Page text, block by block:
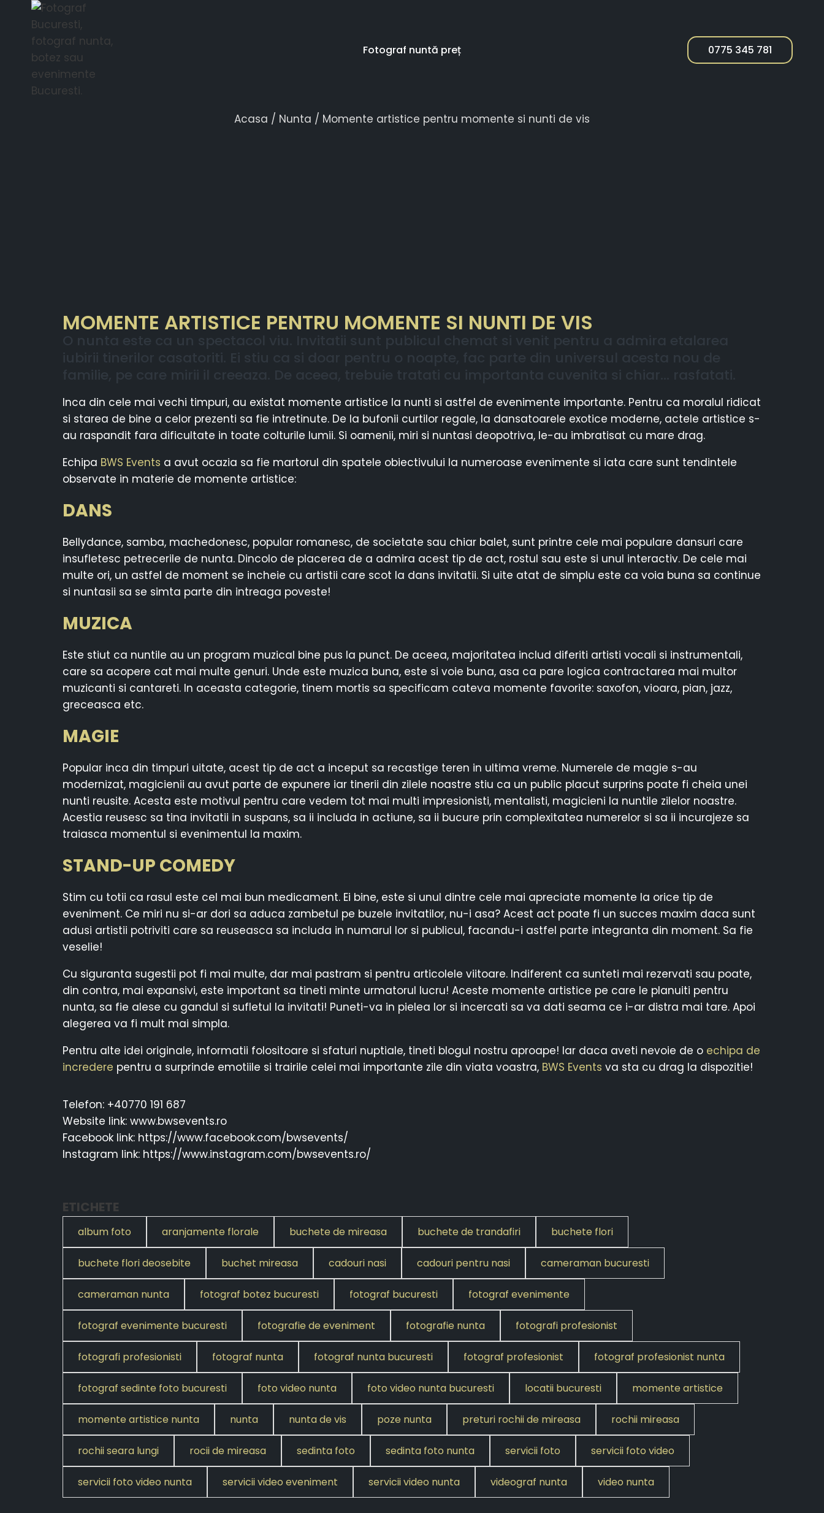
Fotograf nuntă preț 0775 345 781
Acasa / Nunta / Momente artistice pentru momente si nunti de vis
MOMENTE ARTISTICE PENTRU MOMENTE SI NUNTI DE VIS
Inca din cele mai vechi timpuri, au existat momente artistice la nunti si astfel de evenimente importante. Pentru ca moralul ridicat
si starea de bine a celor prezenti sa fie intretinute. De la bufonii curtilor regale, la dansatoarele exotice moderne, actele artistice s-
au raspandit fara dificultate in toate colturile lumii. Si oamenii, miri si nuntasi deopotriva, le-au imbratisat cu mare drag.
Echipa BWS Events a avut ocazia sa fie martorul din spatele obiectivului la numeroase evenimente si iata care sunt tendintele
observate in materie de momente artistice:
DANS
Bellydance, samba, machedonesc, popular romanesc, de societate sau chiar balet, sunt printre cele mai populare dansuri care
insufletesc petrecerile de nunta. Dincolo de placerea de a admira acest tip de act, rostul sau este si unul interactiv. De cele mai
multe ori, un astfel de moment se incheie cu artistii care scot la dans invitatii. Si uite atat de simplu este ca voia buna sa continue
si nuntasii sa se simta parte din intreaga poveste!
MUZICA
Este stiut ca nuntile au un program muzical bine pus la punct. De aceea, majoritatea includ diferiti artisti vocali si instrumentali,
care sa acopere cat mai multe genuri. Unde este muzica buna, este si voie buna, asa ca pare logica contractarea mai multor
muzicanti si cantareti. In aceasta categorie, tinem mortis sa specificam cateva momente favorite: saxofon, vioara, pian, jazz,
greceasca etc.
MAGIE
Popular inca din timpuri uitate, acest tip de act a inceput sa recastige teren in ultima vreme. Numerele de magie s-au
modernizat, magicienii au avut parte de expunere iar tinerii din zilele noastre stiu ca un public placut surprins poate fi cheia unei
nunti reusite. Acesta este motivul pentru care vedem tot mai multi impresionisti, mentalisti, magicieni la nuntile zilelor noastre.
Acestia reusesc sa tina invitatii in suspans, sa ii includa in actiune, sa ii bucure prin complexitatea numerelor si sa ii incurajeze sa
traiasca momentul si evenimentul la maxim.
STAND-UP COMEDY
Stim cu totii ca rasul este cel mai bun medicament. Ei bine, este si unul dintre cele mai apreciate momente la orice tip de
eveniment. Ce miri nu si-ar dori sa aduca zambetul pe buzele invitatilor, nu-i asa? Acest act poate fi un succes maxim daca sunt
adusi artistii potriviti care sa reuseasca sa includa in numarul lor si publicul, facandu-i astfel parte integranta din moment. Sa fie
veselie!
Cu siguranta sugestii pot fi mai multe, dar mai pastram si pentru articolele viitoare. Indiferent ca sunteti mai rezervati sau poate,
din contra, mai expansivi, este important sa tineti minte urmatorul lucru! Aceste momente artistice pe care le planuiti pentru
nunta, sa fie alese cu gandul si sufletul la invitati! Puneti-va in pielea lor si incercati sa va dati seama ce i-ar distra mai tare. Apoi
alegerea va fi mult mai simpla.
Pentru alte idei originale, informatii folositoare si sfaturi nuptiale, tineti blogul nostru aproape! Iar daca aveti nevoie de o echipa de
incredere pentru a surprinde emotiile si trairile celei mai importante zile din viata voastra, BWS Events va sta cu drag la dispozitie!
Telefon: +40770 191 687
Website link: www.bwsevents.ro
Facebook link: https://www.facebook.com/bwsevents/
Instagram link: https://www.instagram.com/bwsevents.ro/
ETICHETE
album foto aranjamente florale buchete de mireasa buchete de trandafiri buchete flori
buchete flori deosebite buchet mireasa cadouri nasi cadouri pentru nasi cameraman bucuresti
cameraman nunta fotograf botez bucuresti fotograf bucuresti fotograf evenimente
fotograf evenimente bucuresti fotografie de eveniment fotografie nunta fotografi profesionist
fotografi profesionisti fotograf nunta fotograf nunta bucuresti fotograf profesionist fotograf profesionist nunta
fotograf sedinte foto bucuresti foto video nunta foto video nunta bucuresti locatii bucuresti momente artistice
momente artistice nunta nunta nunta de vis poze nunta preturi rochii de mireasa rochii mireasa
rochii seara lungi rocii de mireasa sedinta foto sedinta foto nunta servicii foto servicii foto video
servicii foto video nunta servicii video eveniment servicii video nunta videograf nunta video nunta